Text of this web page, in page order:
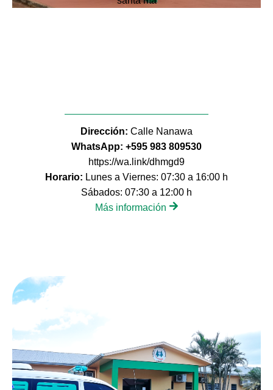
Dirección: Calle Nanawa
WhatsApp: +595 983 809530
https://wa.link/dhmgd9
Horario: Lunes a Viernes: 07:30 a 16:00 h
Sábados: 07:30 a 12:00 h
Más información